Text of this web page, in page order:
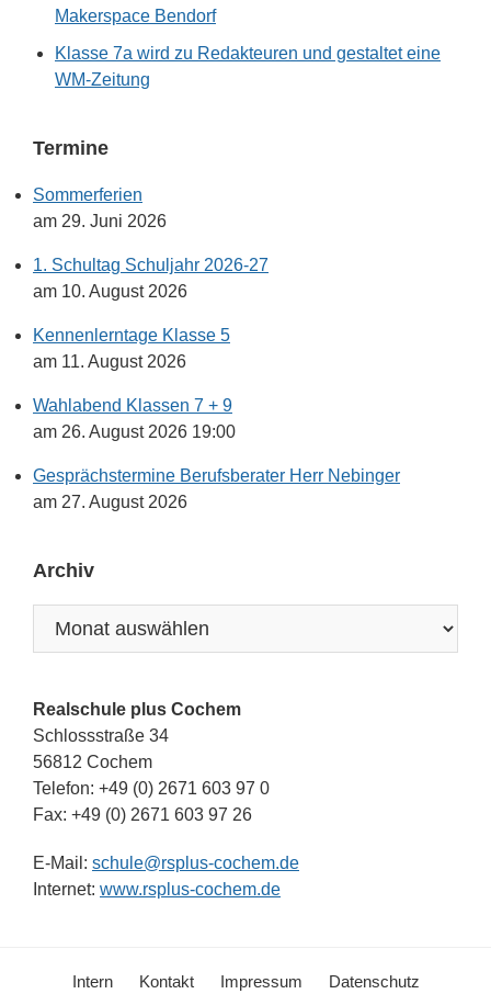
Makerspace Bendorf
Klasse 7a wird zu Redakteuren und gestaltet eine
WM-Zeitung
Termine
Sommerferien
am 29. Juni 2026
1. Schultag Schuljahr 2026-27
am 10. August 2026
Kennenlerntage Klasse 5
am 11. August 2026
Wahlabend Klassen 7 + 9
am 26. August 2026 19:00
Gesprächstermine Berufsberater Herr Nebinger
am 27. August 2026
Archiv
Realschule plus Cochem
Schlossstraße 34
56812 Cochem
Telefon: +49 (0) 2671 603 97 0
Fax: +49 (0) 2671 603 97 26
E-Mail: schule@rsplus-cochem.de
Internet: www.rsplus-cochem.de
Intern Kontakt Impressum Datenschutz